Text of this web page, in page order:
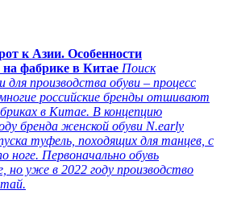
к Азии. Особенности
на фабрике в Китае Поиск
для производства обуви – процесс
российские бренды отшивают
в Китае. В концепцию
бренда женской обуви N.early
туфель, походящих для танцев, с
ноге. Первоначально обувь
но уже в 2022 году производство